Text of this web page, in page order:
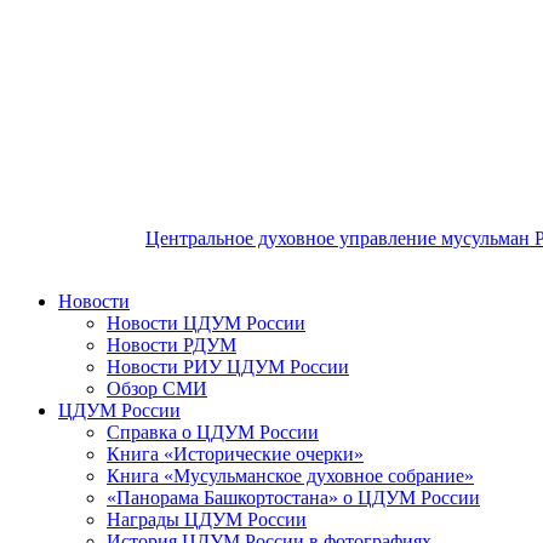
Центральное духовное управление мусульман
Новости
Новости ЦДУМ России
Новости РДУМ
Новости РИУ ЦДУМ России
Обзор СМИ
ЦДУМ России
Справка о ЦДУМ России
Книга «Исторические очерки»
Книга «Мусульманское духовное собрание»
«Панорама Башкортостана» о ЦДУМ России
Награды ЦДУМ России